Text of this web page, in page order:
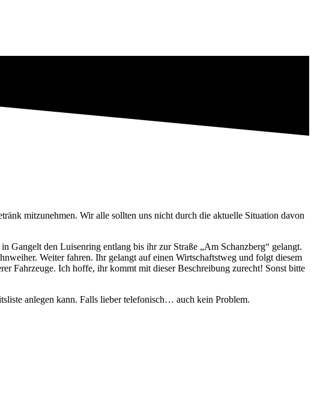
mitzunehmen. Wir alle sollten uns nicht durch die aktuelle Situation davon
den Luisenring entlang bis ihr zur Straße „Am Schanzberg“ gelangt.
Weiter fahren. Ihr gelangt auf einen Wirtschaftstweg und folgt diesem
Fahrzeuge. Ich hoffe, ihr kommt mit dieser Beschreibung zurecht! Sonst bitte
anlegen kann. Falls lieber telefonisch… auch kein Problem.